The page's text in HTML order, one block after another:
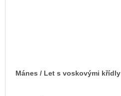
Mánes / Let s voskovými křídly